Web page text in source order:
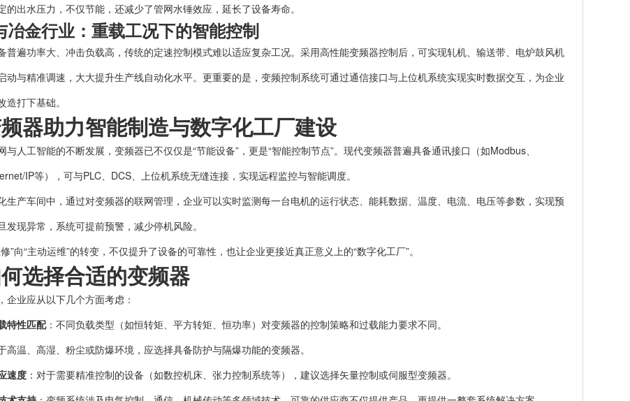
的出水压力，不仅节能，还减少了管网水锤效应，延长了设备寿命。
冶金行业：重载工况下的智能控制
普遍功率大、冲击负载高，传统的定速控制模式难以适应复杂工况。采用高性能变频器控制后，可实现轧机、输送带、电炉鼓风机
动与精准调速，大大提升生产线自动化水平。更重要的是，变频控制系统可通过通信接口与上位机系统实现实时数据交互，为企业
造打下基础。
器助力智能制造与数字化工厂建设
与人工智能的不断发展，变频器已不仅仅是“节能设备”，更是“智能控制节点”。现代变频器普遍具备通讯接口（如Modbus、
IP等），可与PLC、DCS、上位机系统无缝连接，实现远程监控与智能调度。
生产车间中，通过对变频器的联网管理，企业可以实时监测每一台电机的运行状态、能耗数据、温度、电流、电压等参数，实现预
发现异常，系统可提前预警，减少停机风险。
”向“主动运维”的转变，不仅提升了设备的可靠性，也让企业更接近真正意义上的“数字化工厂”。
选择合适的变频器
企业应从以下几个方面考虑：
特性匹配：不同负载类型（如恒转矩、平方转矩、恒功率）对变频器的控制策略和过载能力要求不同。
高温、高湿、粉尘或防爆环境，应选择具备防护与隔爆功能的变频器。
速度 ：对于需要精准控制的设备（如数控机床、张力控制系统等），建议选择矢量控制或伺服型变频器。